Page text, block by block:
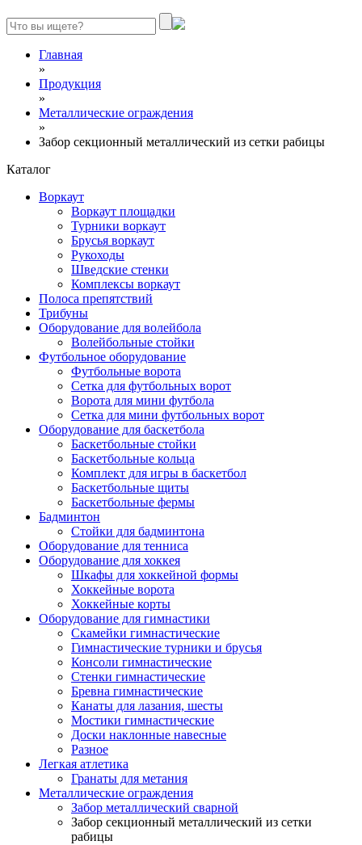
Главная
»
Продукция
»
Металлические ограждения
»
Забор секционный металлический из сетки рабицы
Каталог
Воркаут
Воркаут площадки
Турники воркаут
Брусья воркаут
Рукоходы
Шведские стенки
Комплексы воркаут
Полоса препятствий
Трибуны
Оборудование для волейбола
Волейбольные стойки
Футбольное оборудование
Футбольные ворота
Сетка для футбольных ворот
Ворота для мини футбола
Сетка для мини футбольных ворот
Оборудование для баскетбола
Баскетбольные стойки
Баскетбольные кольца
Комплект для игры в баскетбол
Баскетбольные щиты
Баскетбольные фермы
Бадминтон
Стойки для бадминтона
Оборудование для тенниса
Оборудование для хоккея
Шкафы для хоккейной формы
Хоккейные ворота
Хоккейные корты
Оборудование для гимнастики
Скамейки гимнастические
Гимнастические турники и брусья
Консоли гимнастические
Стенки гимнастические
Бревна гимнастические
Канаты для лазания, шесты
Мостики гимнастические
Доски наклонные навесные
Разное
Легкая атлетика
Гранаты для метания
Металлические ограждения
Забор металлический сварной
Забор секционный металлический из сетки
рабицы